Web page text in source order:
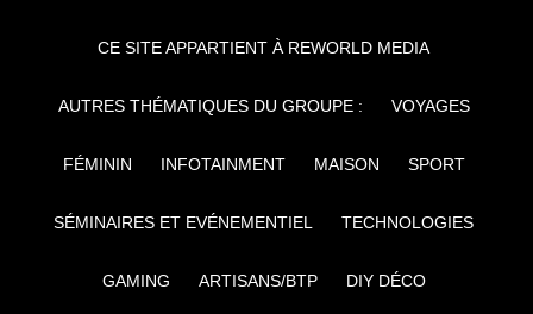
CE SITE APPARTIENT À REWORLD MEDIA
AUTRES THÉMATIQUES DU GROUPE : VOYAGES
FÉMININ INFOTAINMENT MAISON SPORT
SÉMINAIRES ET EVÉNEMENTIEL TECHNOLOGIES
GAMING ARTISANS/BTP DIY DÉCO